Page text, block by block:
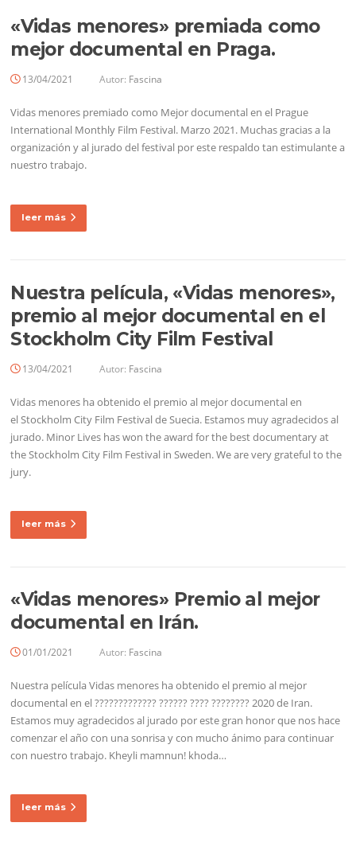
«Vidas menores» premiada como
mejor documental en Praga.
13/04/2021 Autor: Fascina
Vidas menores premiado como Mejor documental en el Prague
International Monthly Film Festival. Marzo 2021. Muchas gracias a la
organización y al jurado del festival por este respaldo tan estimulante a
nuestro trabajo.
leer más
Nuestra película, «Vidas menores»,
premio al mejor documental en el
Stockholm City Film Festival
13/04/2021 Autor: Fascina
Vidas menores ha obtenido el premio al mejor documental en
el Stockholm City Film Festival de Suecia. Estamos muy agradecidos al
jurado. Minor Lives has won the award for the best documentary at
the Stockholm City Film Festival in Sweden. We are very grateful to the
jury.
leer más
«Vidas menores» Premio al mejor
documental en Irán.
01/01/2021 Autor: Fascina
Nuestra película Vidas menores ha obtenido el premio al mejor
documental en el ????????????? ?????? ???? ???????? 2020 de Iran.
Estamos muy agradecidos al jurado por este gran honor que nos hace
comenzar el año con una sonrisa y con mucho ánimo para continuar
con nuestro trabajo. Kheyli mamnun! khoda…
leer más